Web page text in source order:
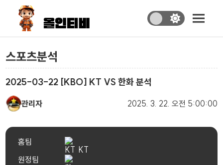
스포츠분석
2025-03-22 [KBO] KT VS 한화 분석
관리자 2025. 3. 22. 오전 5:00:00
홈팀
KT
원정팀